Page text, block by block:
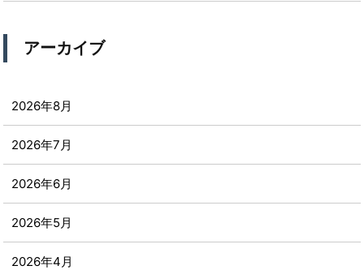
アーカイブ
2026年8月
2026年7月
2026年6月
2026年5月
2026年4月